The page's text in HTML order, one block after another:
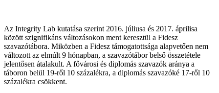
Az Integrity Lab kutatása szerint 2016. júliusa és 2017. áprilisa
között szignifikáns változásokon ment keresztül a Fidesz
szavazótábora. Miközben a Fidesz támogatottsága alapvetően nem
változott az elmúlt 9 hónapban, a szavazótábor belső összetétele
jelentősen átalakult. A fővárosi és diplomás szavazók aránya a
táboron belül 19-ről 10 százalékra, a diplomás szavazóké 17-ről 10
százalékra csökkent.